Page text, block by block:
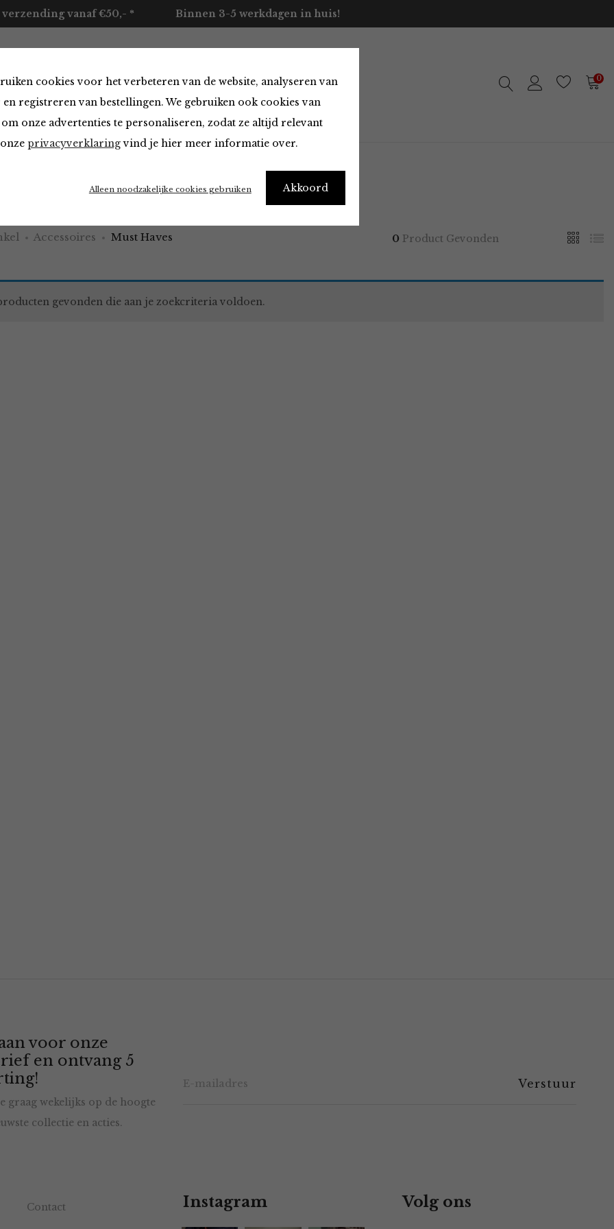
cookies voor het verbeteren van de website, analyseren van
en registreren van bestellingen. We gebruiken ook cookies van
onze advertenties te personaliseren, zodat ze altijd relevant
privacyverklaringvind je hier meer informatie over.
Akkoord
Alleen noodzakelijke cookies gebruiken
verzending vanaf €50,- * Binnen 3-5 werkdagen in huis!
Merken Over ons Contact 0
Accessoires Must Haves 0 Product Gevonden
gevonden die aan je zoekcriteria voldoen.
voor onze
en ontvang 5
graag wekelijks op de hoogte
collectie en acties.
Contact Instagram Volg ons